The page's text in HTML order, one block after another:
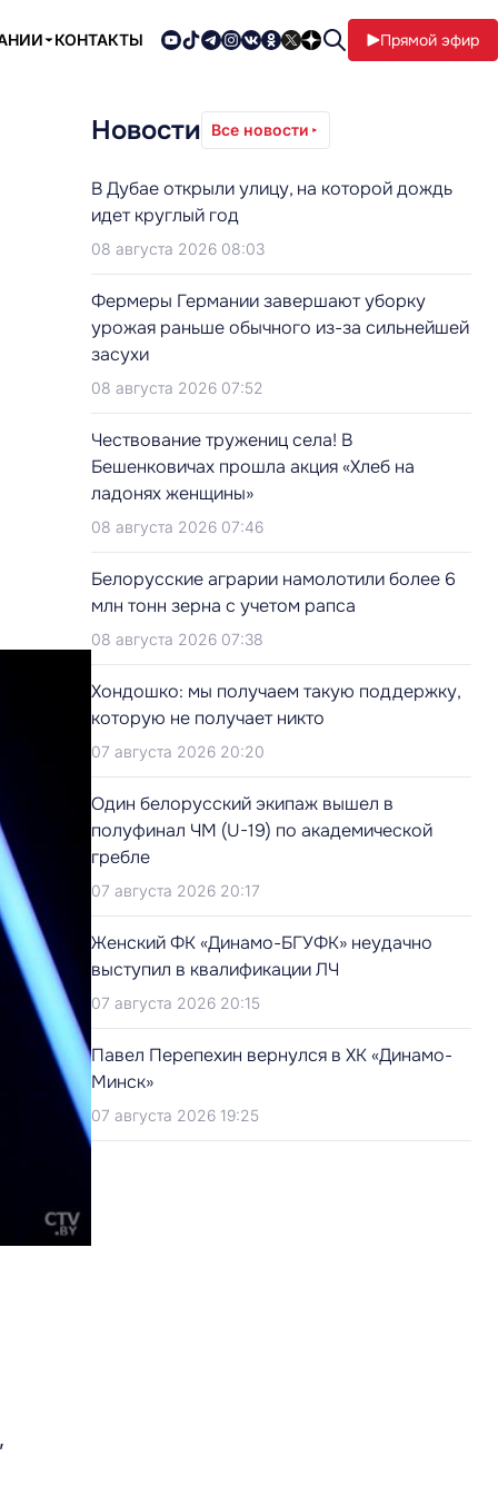
КОНТАКТЫ Прямой эфир
Новости Все новости
В Дубае открыли улицу, на которой дождь
идет круглый год
08 августа 2026 08:03
Фермеры Германии завершают уборку
урожая раньше обычного из-за сильнейшей
засухи
08 августа 2026 07:52
Чествование тружениц села! В
Бешенковичах прошла акция «Хлеб на
ладонях женщины»
08 августа 2026 07:46
Белорусские аграрии намолотили более 6
млн тонн зерна с учетом рапса
08 августа 2026 07:38
Хондошко: мы получаем такую поддержку,
которую не получает никто
07 августа 2026 20:20
Один белорусский экипаж вышел в
полуфинал ЧМ (U-19) по академической
гребле
07 августа 2026 20:17
Женский ФК «Динамо-БГУФК» неудачно
выступил в квалификации ЛЧ
07 августа 2026 20:15
Павел Перепехин вернулся в ХК «Динамо-
Минск»
07 августа 2026 19:25